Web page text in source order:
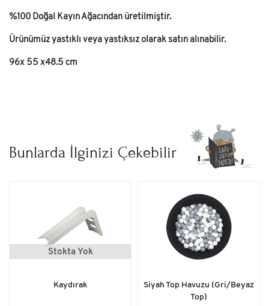
%100 Doğal Kayın Ağacından üretilmiştir.
Ürünümüz yastıklı veya yastıksız olarak satın alınabilir.
96x 55 x48.5 cm
Bunlarda İlginizi Çekebilir
Stokta Yok
Kaydırak
Siyah Top Havuzu (Gri/Beyaz
Top)